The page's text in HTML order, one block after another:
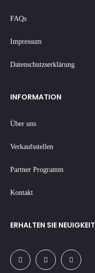
FAQs
Impressum
Datenschutzserklärung
INFORMATION
Über uns
Verkaufsstellen
Partner Programm
Kontakt
ERHALTEN SIE